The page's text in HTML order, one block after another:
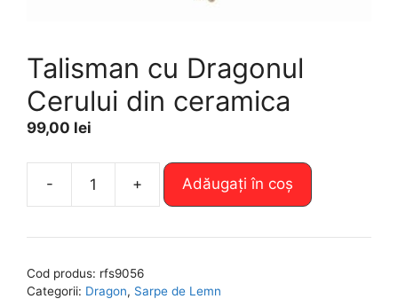
Talisman cu Dragonul
Cerului din ceramica
99,00 lei
-
Cantitate
cu
Cerului
+ Adăugați în coș
e
n
Cod produs: rfs9056
Categorii: Dragon, Sarpe de Lemn